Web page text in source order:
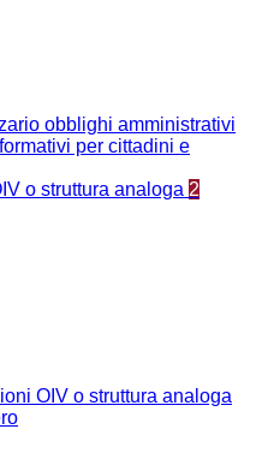
obblighi amministrativi
per cittadini e
o struttura analoga 2
OIV o struttura analoga